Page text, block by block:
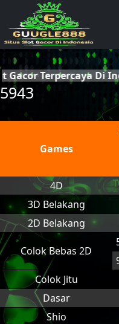
Terpercaya Di
5943
Games
4D
3D Belakang
2D Belakang
Colok Bebas 2D
Colok Jitu
Dasar
Shio